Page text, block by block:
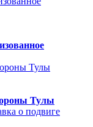
Тулы